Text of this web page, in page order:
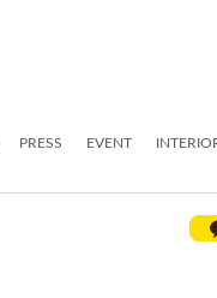
PRESS EVENT